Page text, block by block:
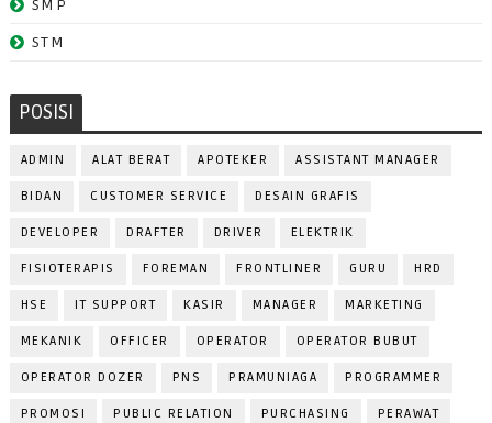
SMP
STM
POSISI
ADMIN ALAT BERAT APOTEKER ASSISTANT MANAGER
BIDAN CUSTOMER SERVICE DESAIN GRAFIS
DEVELOPER DRAFTER DRIVER ELEKTRIK
FISIOTERAPIS FOREMAN FRONTLINER GURU HRD
HSE IT SUPPORT KASIR MANAGER MARKETING
MEKANIK OFFICER OPERATOR OPERATOR BUBUT
OPERATOR DOZER PNS PRAMUNIAGA PROGRAMMER
PROMOSI PUBLIC RELATION PURCHASING PERAWAT